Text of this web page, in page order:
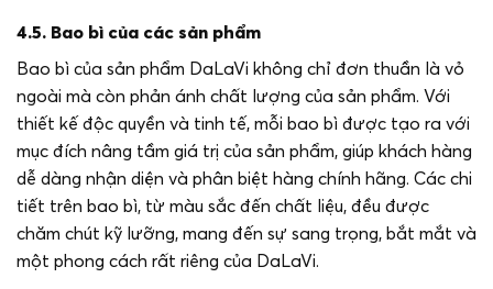
4.5. Bao bì của các sản phẩm
Bao bì của sản phẩm DaLaVi không chỉ đơn thuần là vỏ
ngoài mà còn phản ánh chất lượng của sản phẩm. Với
thiết kế độc quyền và tinh tế, mỗi bao bì được tạo ra với
mục đích nâng tầm giá trị của sản phẩm, giúp khách hàng
dễ dàng nhận diện và phân biệt hàng chính hãng. Các chi
tiết trên bao bì, từ màu sắc đến chất liệu, đều được
chăm chút kỹ lưỡng, mang đến sự sang trọng, bắt mắt và
một phong cách rất riêng của DaLaVi.